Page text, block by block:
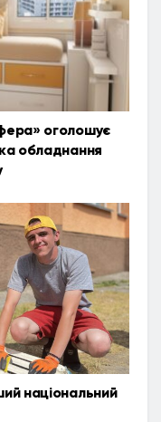
оголошує
обладнання
національний